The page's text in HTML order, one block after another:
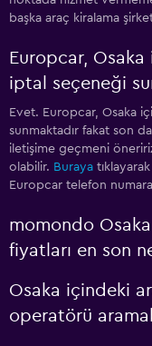
başka araç kiralama
Europcar,
iptal seçeneği
Evet. Europcar, Osaka
sunmaktadır fakat son
iletişime geçmeni
olabilir. Buraya
Europcar telefon
momondo
fiyatları en son
Osaka içindeki
operatörü